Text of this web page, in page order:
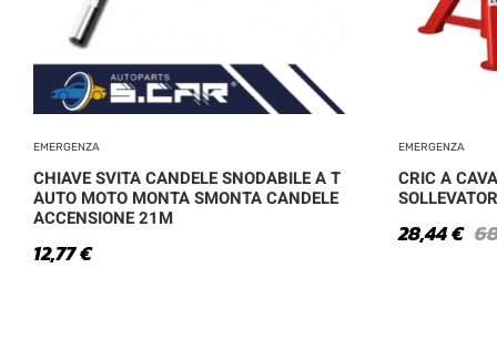
EMERGENZA
CHIAVE SVITA CANDELE SNODABILE A T
AUTO MOTO MONTA SMONTA CANDELE
ACCENSIONE 21M
12,77€
EMERGENZA
CRIC A
28,44€